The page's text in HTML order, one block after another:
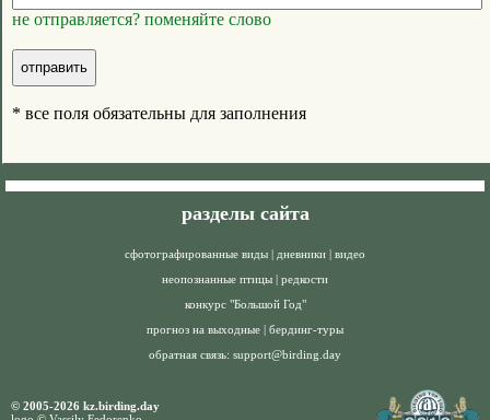
не отправляется? поменяйте слово
* все поля обязательны для заполнения
разделы сайта
сфотографированные виды | дневники | видео
неопознанные птицы | редкости
конкурс "Большой Год"
прогноз на выходные | бердинг-туры
обратная связь: support@birding.day
© 2005-2026 kz.birding.day